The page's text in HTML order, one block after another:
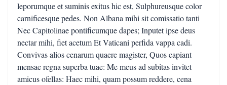
leporumque et suminis exitus hic est, Sulphureusque color
carnificesque pedes. Non Albana mihi sit comissatio tanti
Nec Capitolinae pontificumque dapes; Inputet ipse deus
nectar mihi, fiet acetum Et Vaticani perfida vappa cadi.
Convivas alios cenarum quaere magister, Quos capiant
mensae regna superba tuae: Me meus ad subitas invitet
amicus ofellas: Haec mihi, quam possum reddere, cena